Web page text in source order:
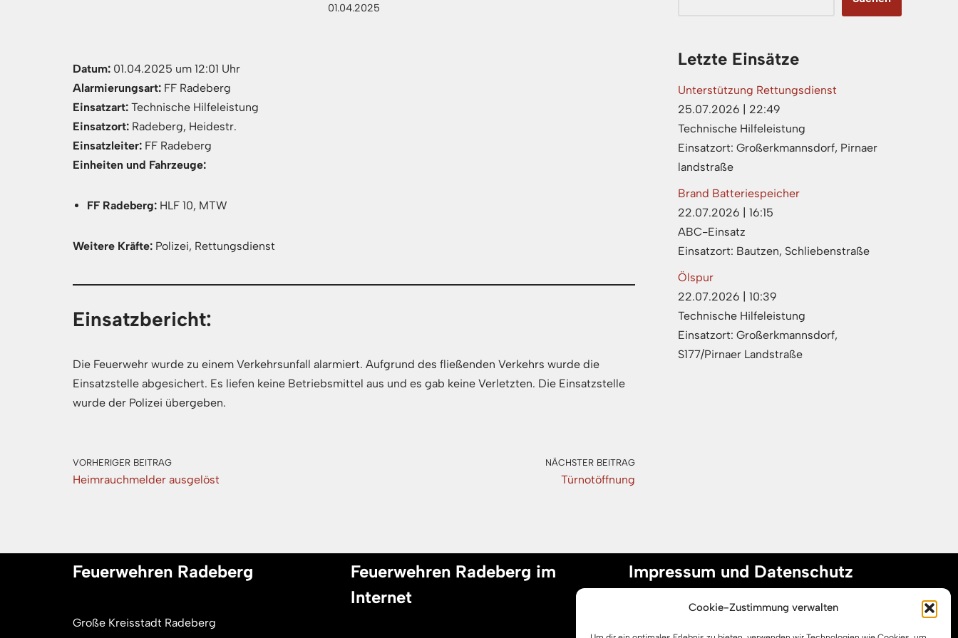
Cookie-Zustimmung verwalten
01.04.2025
Datum: 01.04.2025 um 12:01 Uhr
Alarmierungsart: FF Radeberg
Einsatzart: Technische Hilfeleistung
Einsatzort: Radeberg, Heidestr.
Einsatzleiter: FF Radeberg
Einheiten und Fahrzeuge:
FF Radeberg: HLF 10, MTW
Weitere Kräfte: Polizei, Rettungsdienst
Einsatzbericht:
Die Feuerwehr wurde zu einem Verkehrsunfall alarmiert. Aufgrund des fließenden Verkehrs wurde die
Einsatzstelle abgesichert. Es liefen keine Betriebsmittel aus und es gab keine Verletzten. Die Einsatzstelle
wurde der Polizei übergeben.
VORHERIGER BEITRAG
Heimrauchmelder ausgelöst
NÄCHSTER BEITRAG
Türnotöffnung
Letzte Einsätze
Unterstützung Rettungsdienst
25.07.2026 | 22:49
Technische Hilfeleistung
Einsatzort: Großerkmannsdorf, Pirnaer
landstraße
Brand Batteriespeicher
22.07.2026 | 16:15
ABC-Einsatz
Einsatzort: Bautzen, Schliebenstraße
Ölspur
22.07.2026 | 10:39
Technische Hilfeleistung
Einsatzort: Großerkmannsdorf,
S177/Pirnaer Landstraße
Feuerwehren Radeberg
Große Kreisstadt Radeberg
Feuerwehren Radeberg im
Internet
Impressum und Datenschutz